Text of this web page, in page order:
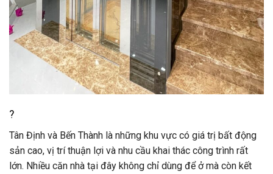
?
Tân Định và Bến Thành là những khu vực có giá trị bất động
sản cao, vị trí thuận lợi và nhu cầu khai thác công trình rất
lớn. Nhiều căn nhà tại đây không chỉ dùng để ở mà còn kết